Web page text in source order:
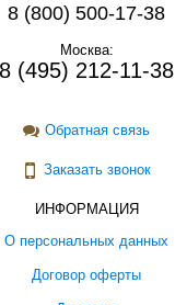
8 (800) 500-17-38
Москва:
8 (495) 212-11-38
Обратная связь
Заказать звонок
ИНФОРМАЦИЯ
О персональных данных
Договор оферты